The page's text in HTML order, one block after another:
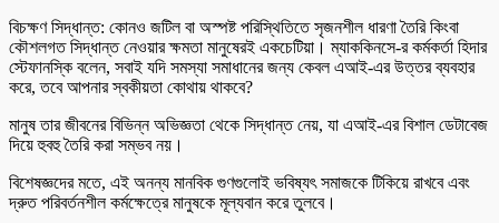
বিচক্ষণ সিদ্ধান্ত: কোনও জটিল বা অস্পষ্ট পরিস্থিতিতে সৃজনশীল ধারণা তৈরি কিংবা
কৌশলগত সিদ্ধান্ত নেওয়ার ক্ষমতা মানুষেরই একচেটিয়া। ম্যাককিনসে-র কর্মকর্তা হিদার
স্টেফানস্কি বলেন, সবাই যদি সমস্যা সমাধানের জন্য কেবল এআই-এর উত্তর ব্যবহার
করে, তবে আপনার স্বকীয়তা কোথায় থাকবে?
মানুষ তার জীবনের বিভিন্ন অভিজ্ঞতা থেকে সিদ্ধান্ত নেয়, যা এআই-এর বিশাল ডেটাবেজ
দিয়ে হুবহু তৈরি করা সম্ভব নয়।
বিশেষজ্ঞদের মতে, এই অনন্য মানবিক গুণগুলোই ভবিষ্যৎ সমাজকে টিকিয়ে রাখবে এবং
দ্রুত পরিবর্তনশীল কর্মক্ষেত্রে মানুষকে মূল্যবান করে তুলবে।